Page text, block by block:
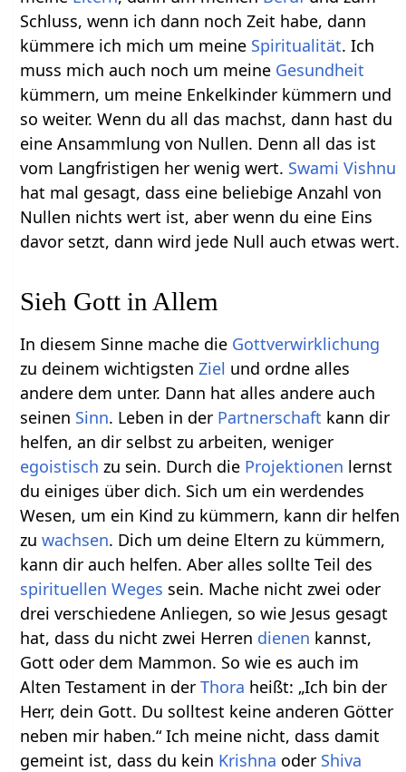
Schluss, wenn ich dann noch Zeit habe, dann
kümmere ich mich um meine Spiritualität. Ich
muss mich auch noch um meine Gesundheit
kümmern, um meine Enkelkinder kümmern und
so weiter. Wenn du all das machst, dann hast du
eine Ansammlung von Nullen. Denn all das ist
vom Langfristigen her wenig wert. Swami Vishnu
hat mal gesagt, dass eine beliebige Anzahl von
Nullen nichts wert ist, aber wenn du eine Eins
davor setzt, dann wird jede Null auch etwas wert.
Sieh Gott in Allem
In diesem Sinne mache die Gottverwirklichung
zu deinem wichtigstenZiel und ordne alles
andere dem unter. Dann hat alles andere auch
seinen Sinn. Leben in der Partnerschaft kann dir
helfen, an dir selbst zu arbeiten, weniger
egoistisch zu sein. Durch die Projektionen lernst
du einiges über dich. Sich um ein werdendes
Wesen, um ein Kind zu kümmern, kann dir helfen
zuwachsen. Dich um deine Eltern zu kümmern,
kann dir auch helfen. Aber alles sollte Teil des
spirituellen Weges sein. Mache nicht zwei oder
drei verschiedene Anliegen, so wie Jesus gesagt
hat, dass du nicht zwei Herren dienen kannst,
Gott oder dem Mammon. So wie es auch im
Alten Testament in derThora heißt: „Ich bin der
Herr, dein Gott. Du solltest keine anderen Götter
neben mir haben.“ Ich meine nicht, dass damit
gemeint ist, dass du kein Krishna oder Shiva